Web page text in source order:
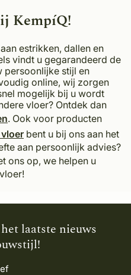
KempíQ!
estrikken, dallen en
vindt u gegarandeerd de
persoonlijke stijl en
online, wij zorgen
mogelijk bij u wordt
vloer? Ontdek dan
. Ook voor producten
bent u bij ons aan het
aan persoonlijk advies?
ons op, we helpen u
laatste nieuws